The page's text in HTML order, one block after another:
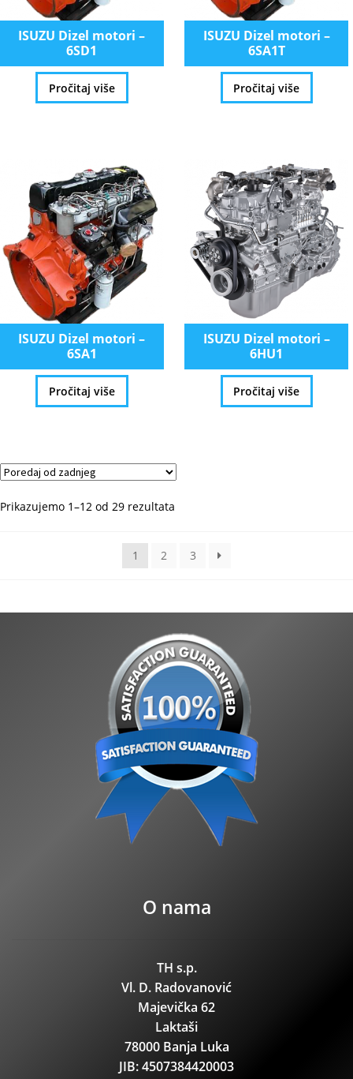
ISUZU Dizel motori –
6SD1
Pročitaj više
ISUZU Dizel motori –
6SA1T
Pročitaj više
ISUZU Dizel motori –
6SA1
Pročitaj više
ISUZU Dizel motori –
6HU1
Pročitaj više
Prikazujemo 1–12 od 29 rezultata
1
2 3
O nama
TH s.p.
Vl. D. Radovanović
Majevička 62
Laktaši
78000 Banja Luka
JIB: 4507384420003